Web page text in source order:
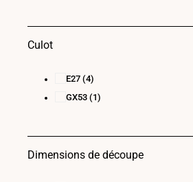
Culot
E27 (4)
GX53 (1)
Dimensions de découpe